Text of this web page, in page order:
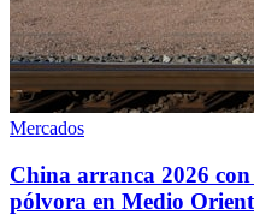
Mercados
China arranca 2026
pólvora en Medio